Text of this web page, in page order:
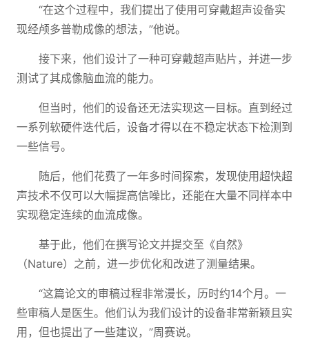
“在这个过程中，我们提出了使用可穿戴超声设备实
现经颅多普勒成像的想法，”他说。
接下来，他们设计了一种可穿戴超声贴片，并进一步
测试了其成像脑血流的能力。
但当时，他们的设备还无法实现这一目标。直到经过
一系列软硬件迭代后，设备才得以在不稳定状态下检测到
一些信号。
随后，他们花费了一年多时间探索，发现使用超快超
声技术不仅可以大幅提高信噪比，还能在大量不同样本中
实现稳定连续的血流成像。
基于此，他们在撰写论文并提交至《自然》
（Nature）之前，进一步优化和改进了测量结果。
“这篇论文的审稿过程非常漫长，历时约14个月。一
些审稿人是医生。他们认为我们设计的设备非常新颖且实
用，但也提出了一些建议，”周赛说。